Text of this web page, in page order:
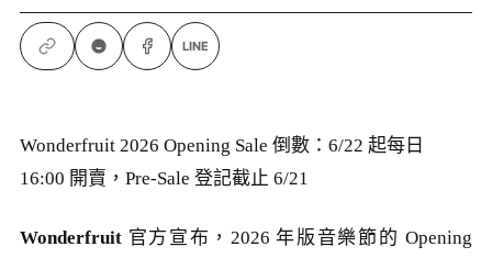
LINE
Wonderfruit 2026 Opening Sale 倒數：6/22 起每日
16:00 開賣，Pre-Sale 登記截止 6/21
Wonderfruit 官方宣布，2026 年版音樂節的 Opening